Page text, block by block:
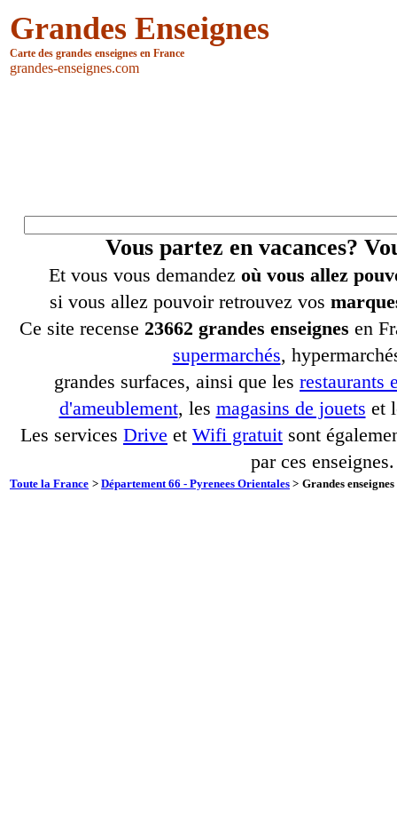
Grandes Enseignes
Carte des grandes enseignes en France
grandes-enseignes.com
Vous partez en vacances?
Et vous vous demandez où vous allez
si vous allez pouvoir retrouvez vos
Ce site recense 23662 grandes enseignes en
supermarchés,
grandes surfaces, ainsi que les restaurants
d'ameublement, les magasins de jouets et
Les services Drive et Wifi gratuit sont
par ces enseignes.
Toute la France > Département 66 - Pyrenees Orientales > Grandes